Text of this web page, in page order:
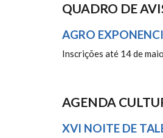
QUADRO DE
AGRO
Inscrições até 14 de
AGENDA
XVI NOITE DE